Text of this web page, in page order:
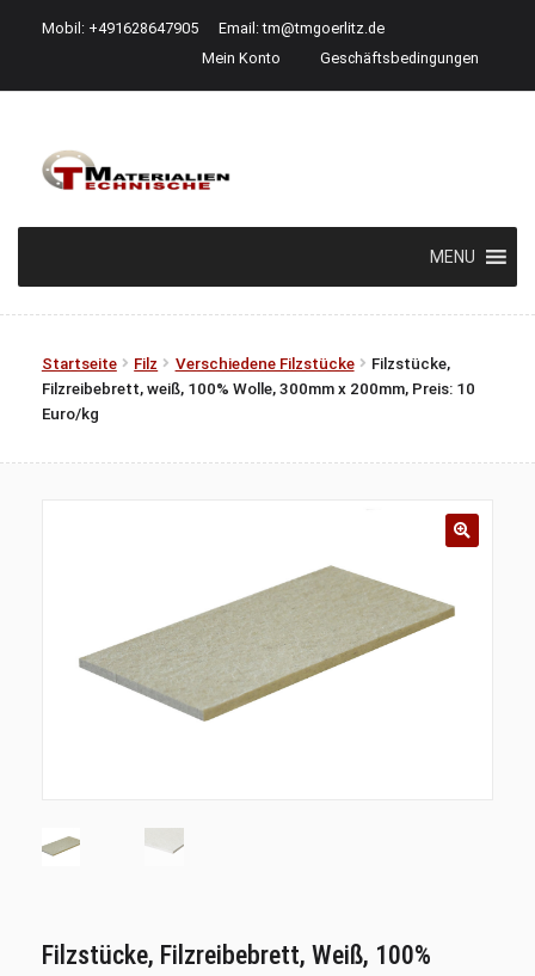
Mobil: +491628647905 Email:tm@tmgoerlitz.de
Mein Konto
Geschäftsbedingungen
Zur
Navigation
Zum
Inhalt
MENU
Startseite Filz Verschiedene Filzstücke
Filzstücke,
Filzreibebrett, weiß, 100% Wolle, 300mm x 200mm, Preis: 10
Euro/kg
Filzstücke, Filzreibebrett, Weiß, 100%